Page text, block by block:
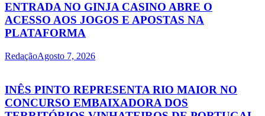
ENTRADA NO GINJA CASINO ABRE O
ACESSO AOS JOGOS E APOSTAS NA
PLATAFORMA
RedaçãoAgosto 7, 2026
INÊS PINTO REPRESENTA RIO MAIOR NO
CONCURSO EMBAIXADORA DOS